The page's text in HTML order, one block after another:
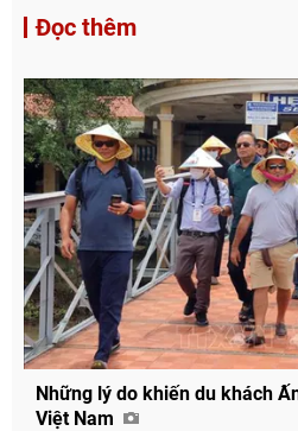
Chia sẻ
Facebook
Đọc thêm
Những lý do khiến du khách
Việt Nam